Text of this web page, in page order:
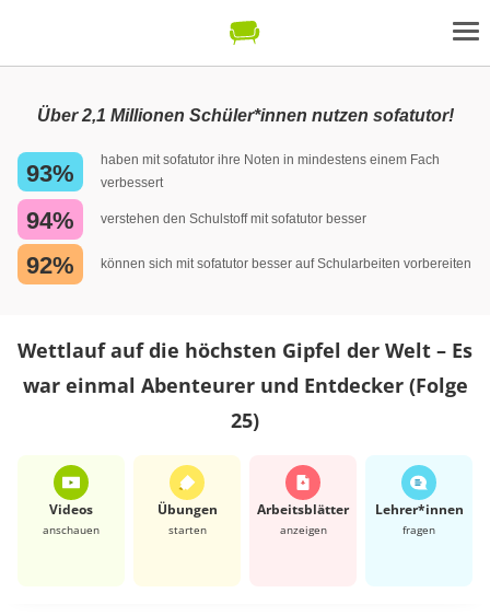
Über 2,1 Millionen Schüler*innen nutzen sofatutor!
93%
haben mit sofatutor ihre Noten in mindestens einem Fach
verbessert
94% verstehen den Schulstoff mit sofatutor besser
92% können sich mit sofatutor besser auf Schularbeiten vorbereiten
Wettlauf auf die höchsten Gipfel der Welt – Es
war einmal Abenteurer und Entdecker (Folge
25)
Videos
anschauen
Übungen
starten
Arbeits­blätter
anzeigen
Lehrer*​innen
fragen